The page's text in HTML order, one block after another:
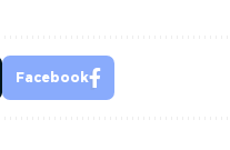
Facebook